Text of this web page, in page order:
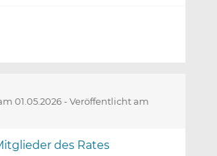
01.05.2026 - Veröffentlicht am
des Rates